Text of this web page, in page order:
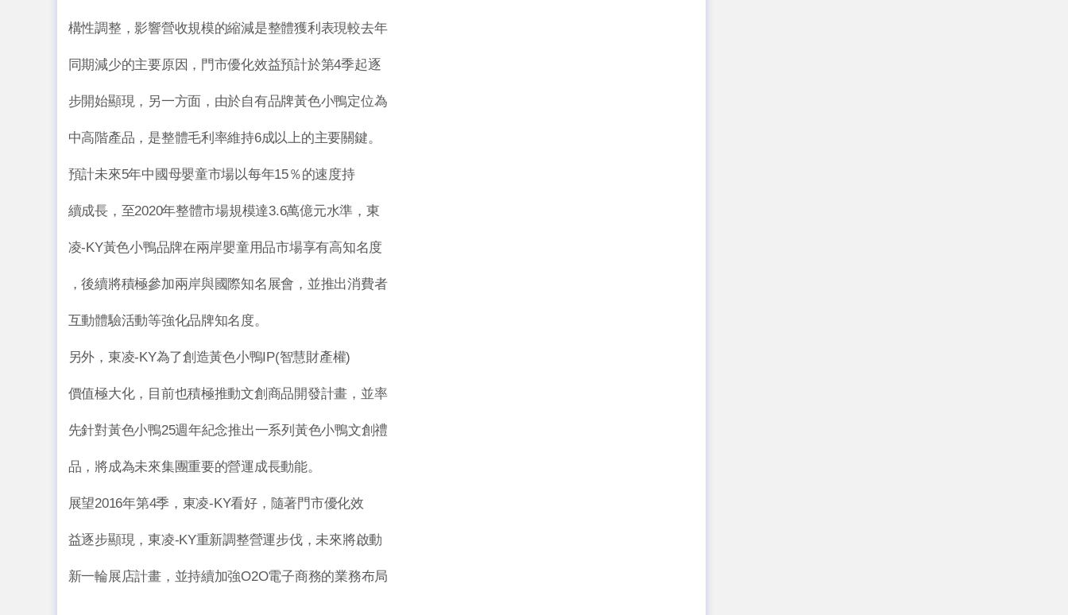
構性調整，影響營收規模的縮減是整體獲利表現較去年
同期減少的主要原因，門市優化效益預計於第4季起逐
步開始顯現，另一方面，由於自有品牌黃色小鴨定位為
中高階產品，是整體毛利率維持6成以上的主要關鍵。
預計未來5年中國母嬰童市場以每年15％的速度持
續成長，至2020年整體市場規模達3.6萬億元水準，東
凌-KY黃色小鴨品牌在兩岸嬰童用品市場享有高知名度
，後續將積極參加兩岸與國際知名展會，並推出消費者
互動體驗活動等強化品牌知名度。
另外，東凌-KY為了創造黃色小鴨IP(智慧財產權)
價值極大化，目前也積極推動文創商品開發計畫，並率
先針對黃色小鴨25週年紀念推出一系列黃色小鴨文創禮
品，將成為未來集團重要的營運成長動能。
展望2016年第4季，東凌-KY看好，隨著門市優化效
益逐步顯現，東凌-KY重新調整營運步伐，未來將啟動
新一輪展店計畫，並持續加強O2O電子商務的業務布局